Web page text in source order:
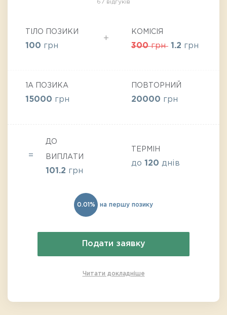
67 відгуків
ТІЛО ПОЗИКИ
100 грн
КОМІСІЯ
300грн 1.2 грн
ДО
ВИПЛАТИ
101.2 грн
1А ПОЗИКА
15000 грн
ПОВТОРНИЙ
20000 грн
ТЕРМІН
до 120 днів
0.01% на першу позику
Подати заявку
Читати докладніше